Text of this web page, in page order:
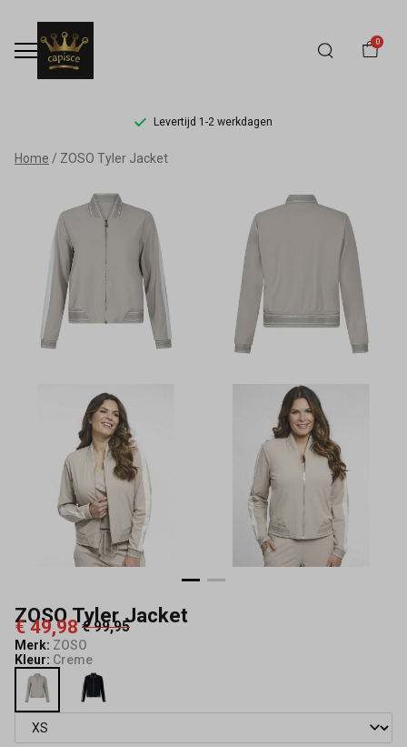
0
Levertijd 1-2 werkdagen
ZOSO
Tyler
Jacket
Capisce
Mode
Home ZOSO Tyler Jacket
ZOSO Tyler Jacket
€ 49,98 € 99,95
Merk: ZOSO
Kleur: Creme